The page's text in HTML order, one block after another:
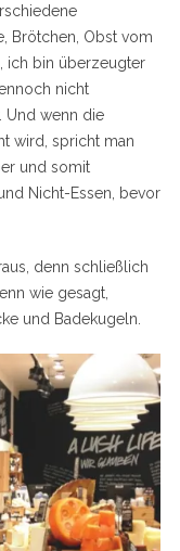
Brötchen, Obst vom
ich bin überzeugter
nicht
Und wenn die
wird, spricht man
und somit
Nicht-Essen, bevor
denn schließlich
wie gesagt,
und Badekugeln.